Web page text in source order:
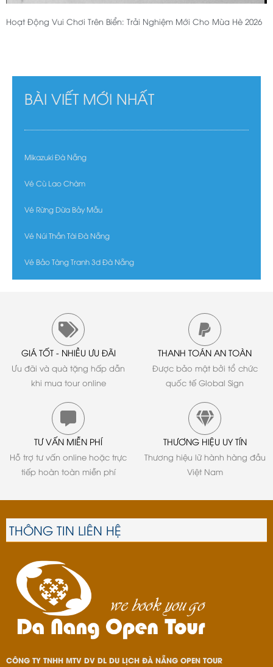
Hoạt Động Vui Chơi Trên Biển: Trải Nghiệm Mới Cho Mùa Hè 2026
BÀI VIẾT MỚI NHẤT
Mikazuki Đà Nẵng
Vé Cù Lao Chàm
Vé Rừng Dừa Bảy Mẫu
Vé Núi Thần Tài Đà Nẵng
Vé Bảo Tàng Tranh 3d Đà Nẵng
GIÁ TỐT - NHIỀU ƯU ĐÃI
Ưu đãi và quà tặng hấp dẫn
khi mua tour online
THANH TOÁN AN TOÀN
Được bảo mật bởi tổ chức
quốc tế Global Sign
TƯ VẤN MIỄN PHÍ
Hỗ trợ tư vấn online hoặc trực
tiếp hoàn toàn miễn phí
THƯƠNG HIỆU UY TÍN
Thương hiệu lữ hành hàng đầu
Việt Nam
THÔNG TIN LIÊN HỆ
CÔNG TY TNHH MTV DV DL DU LỊCH ĐÀ NẴNG OPEN TOUR